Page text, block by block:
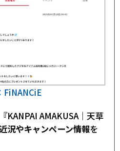
FiNANCiE
KANPAI AMAKUSA｜天草
近況やキャンペーン情報を